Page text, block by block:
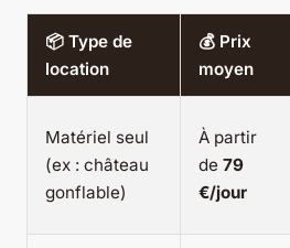
📦 Type de
location
💰 Prix
moyen
Matériel seul
(ex : château
gonflable)
À partir
de 79
€/jour